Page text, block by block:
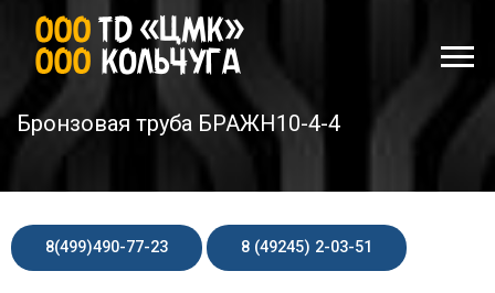
Бронзовая труба БРАЖН10-4-4
8(499)490-77-23 8 (49245) 2-03-51